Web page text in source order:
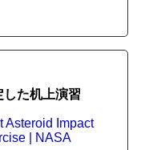
た机上演習
Asteroid Impact
| NASA